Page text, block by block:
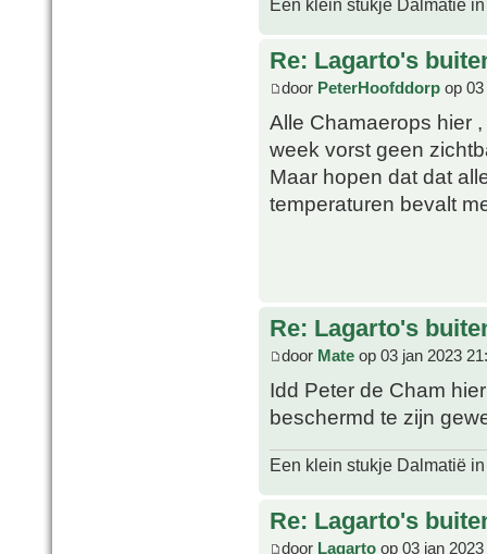
Re: Lagarto's
door PeterHoofddorp op
Alle Chamaerops hier
week vorst geen
Maar hopen dat dat
temperaturen bevalt
Re: Lagarto's
door Mate op 03 jan 2023
Idd Peter de Cham
beschermd te zijn
Een klein stukje Dalmatië
Re: Lagarto's
door Lagarto op 03 jan